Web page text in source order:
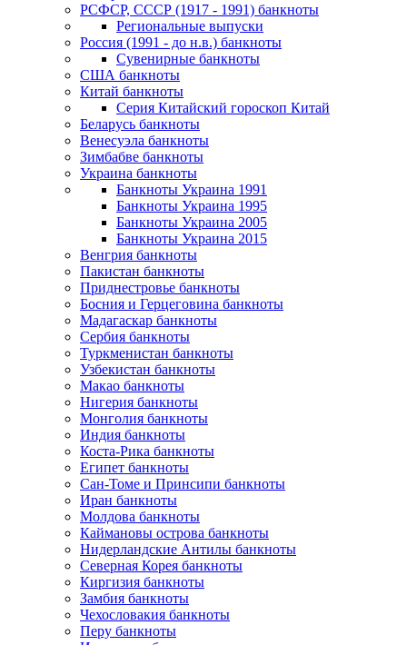
РСФСР, СССР (1917 - 1991) банкноты
Региональные выпуски
Россия (1991 - до н.в.) банкноты
Сувенирные банкноты
США банкноты
Китай банкноты
Серия Китайский гороскоп Китай
Беларусь банкноты
Венесуэла банкноты
Зимбабве банкноты
Украина банкноты
Банкноты Украина 1991
Банкноты Украина 1995
Банкноты Украина 2005
Банкноты Украина 2015
Венгрия банкноты
Пакистан банкноты
Приднестровье банкноты
Босния и Герцеговина банкноты
Мадагаскар банкноты
Сербия банкноты
Туркменистан банкноты
Узбекистан банкноты
Макао банкноты
Нигерия банкноты
Монголия банкноты
Индия банкноты
Коста-Рика банкноты
Египет банкноты
Сан-Томе и Принсипи банкноты
Иран банкноты
Молдова банкноты
Каймановы острова банкноты
Нидерландские Антилы банкноты
Северная Корея банкноты
Киргизия банкноты
Замбия банкноты
Чехословакия банкноты
Перу банкноты